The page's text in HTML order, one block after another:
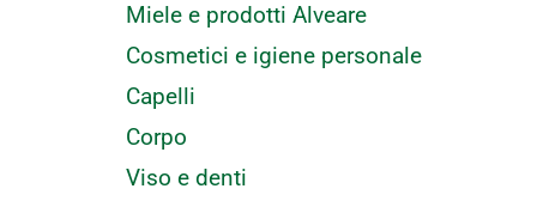
Miele e prodotti Alveare
Cosmetici e igiene personale
Capelli
Corpo
Viso e denti